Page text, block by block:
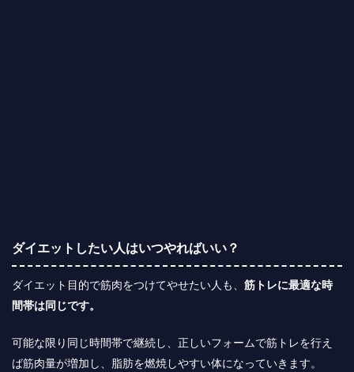
ダイエットしたい人はいつやればいい？
ダイエット目的で筋肉をつけてやせたい人も、 筋トレに最適な時
間帯は同じです。
可能な限り同じ時間帯で継続し、正しいフォームで筋トレを行え
ば筋肉量が増加し、脂肪を燃焼しやすい体になっていきます。